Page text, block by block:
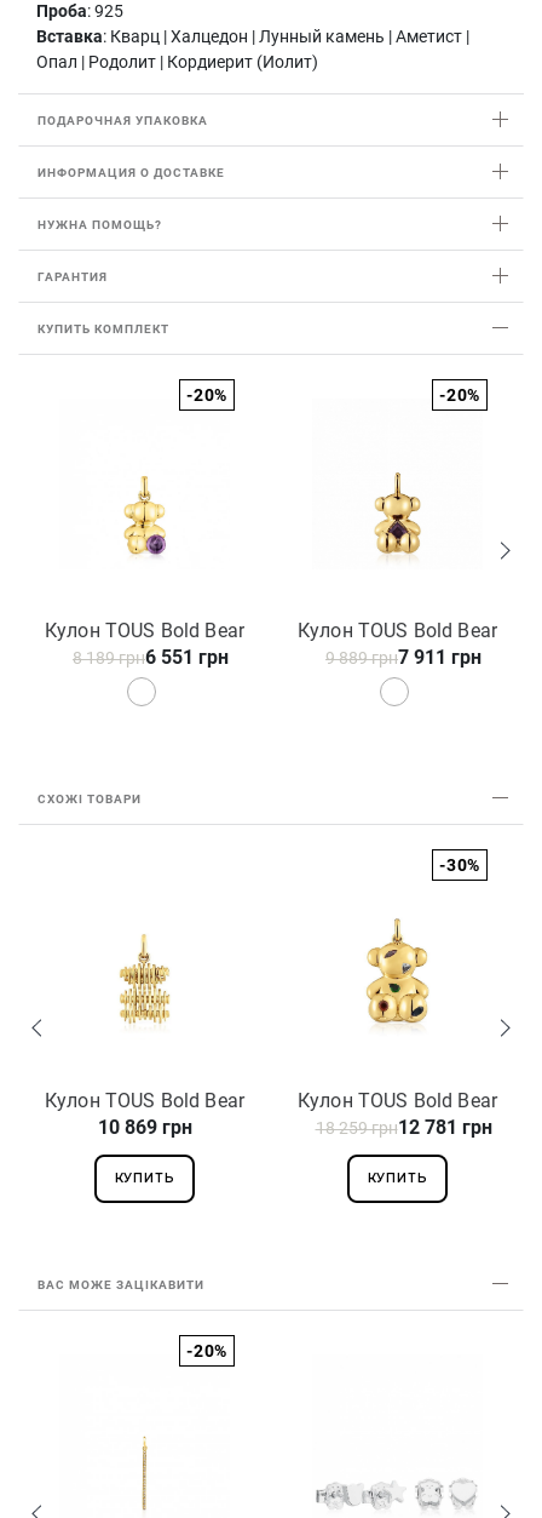
Проба: 925
Вставка: Кварц | Халцедон | Лунный камень | Аметист |
Опал | Родолит | Кордиерит (Иолит)
ПОДАРОЧНАЯ УПАКОВКА
ИНФОРМАЦИЯ О ДОСТАВКЕ
НУЖНА ПОМОЩЬ?
ГАРАНТИЯ
КУПИТЬ КОМПЛЕКТ
-20%
Кулон TOUS Bold Bear
8 189 грн6 551 грн
-20%
Кулон TOUS Bold Bear
9 889 грн7 911 грн
СХОЖІ ТОВАРИ
Кулон TOUS Bold Bear
1004434800
10 869 грн
КУПИТЬ
-30%
Кулон TOUS Bold Bear
1004465300
18 259 грн12 781 грн
КУПИТЬ
ВАС МОЖЕ ЗАЦІКАВИТИ
-20%